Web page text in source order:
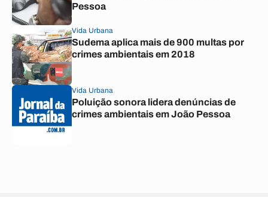
Pessoa
Vida Urbana
Sudema aplica mais de 900 multas por
crimes ambientais em 2018
Vida Urbana
Poluição sonora lidera denúncias de
crimes ambientais em João Pessoa